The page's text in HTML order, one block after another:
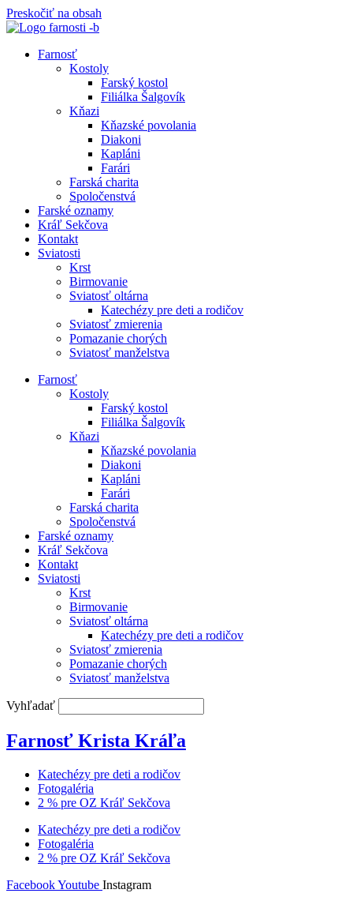
Preskočiť na obsah
Farnosť
Kostoly
Farský kostol
Filiálka Šalgovík
Kňazi
Kňazské povolania
Diakoni
Kapláni
Farári
Farská charita
Spoločenstvá
Farské oznamy
Kráľ Sekčova
Kontakt
Sviatosti
Krst
Birmovanie
Sviatosť oltárna
Katechézy pre deti a rodičov
Sviatosť zmierenia
Pomazanie chorých
Sviatosť manželstva
Farnosť
Kostoly
Farský kostol
Filiálka Šalgovík
Kňazi
Kňazské povolania
Diakoni
Kapláni
Farári
Farská charita
Spoločenstvá
Farské oznamy
Kráľ Sekčova
Kontakt
Sviatosti
Krst
Birmovanie
Sviatosť oltárna
Katechézy pre deti a rodičov
Sviatosť zmierenia
Pomazanie chorých
Sviatosť manželstva
Vyhľadať
Farnosť Krista Kráľa
Katechézy pre deti a rodičov
Fotogaléria
2 % pre OZ Kráľ Sekčova
Katechézy pre deti a rodičov
Fotogaléria
2 % pre OZ Kráľ Sekčova
FacebookYoutube Instagram